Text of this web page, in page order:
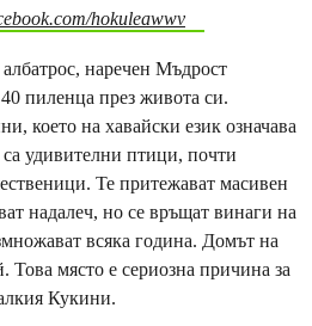
hokuleawwv
наречен Мъдрост
пиленца през живота си.
което на хавайски език означава
удивителни птици, почти
Те притежават масивен
надалеч, но се връщат винаги на
всяка година. Домът на
място е сериозна причина за
Кукини.